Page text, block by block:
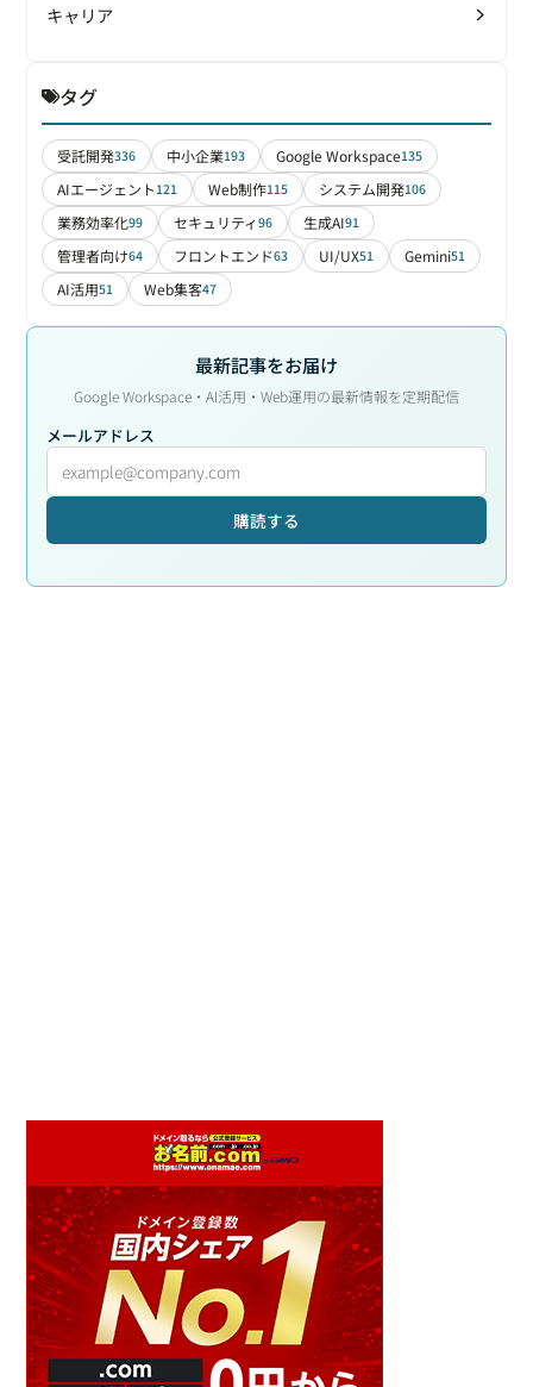
キャリア
タグ
受託開発336 中小企業193 Google Workspace135
AIエージェント121 Web制作115 システム開発106
業務効率化99 セキュリティ96 生成AI91
管理者向け64 フロントエンド63 UI/UX51 Gemini51
AI活用51 Web集客47
最新記事をお届け
Google Workspace・AI活用・Web運用の最新情報を定期配信
メールアドレス
購読する